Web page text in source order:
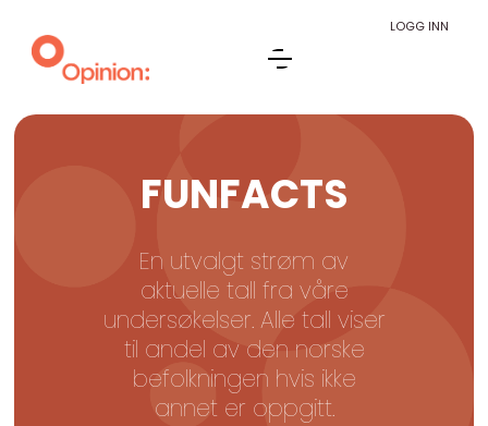
LOGG INN
FUNFACTS
En utvalgt strøm av
aktuelle tall fra våre
undersøkelser. Alle tall viser
til andel av den norske
befolkningen hvis ikke
annet er oppgitt.